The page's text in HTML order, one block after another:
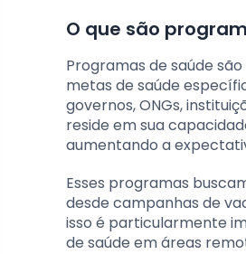
O que são
Programas de saúde
metas de saúde
governos, ONGs,
reside em sua
aumentando a
Esses programas
desde campanhas de
isso é particularmente
de saúde em áreas